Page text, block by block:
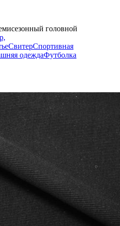
головной
СвитерСпортивная
одеждаФутболка